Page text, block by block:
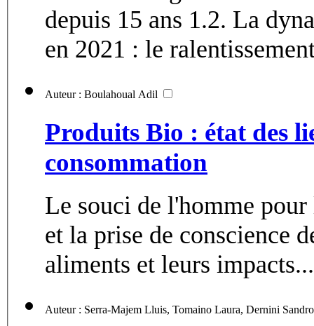
depuis 15 ans 1.2. La
en 2021 : le
Auteur : Boulahoual Adil
Produits Bio : état des
consommation
Le souci de l'homme
et la prise de conscience
aliments et leurs impacts...